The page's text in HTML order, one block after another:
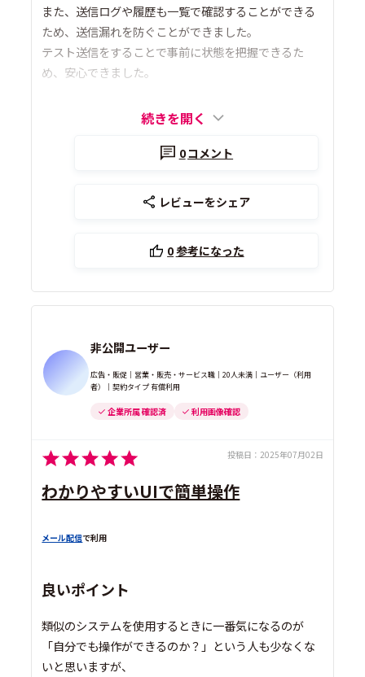
また、送信ログや履歴も一覧で確認することができる
ため、送信漏れを防ぐことができました。
テスト送信をすることで事前に状態を把握できるた
め、安心できました。
続きを開く
0コメント
レビューをシェア
0参考になった
非公開ユーザー
広告・販促｜営業・販売・サービス職｜20人未満｜ユーザー（利用
者）｜契約タイプ 有償利用
企業所属 確認済 利用画像確認
投稿日： 2025年07月02日
わかりやすいUIで簡単操作
メール配信で利用
良いポイント
類似のシステムを使用するときに一番気になるのが
「自分でも操作ができるのか？」という人も少なくな
いと思いますが、